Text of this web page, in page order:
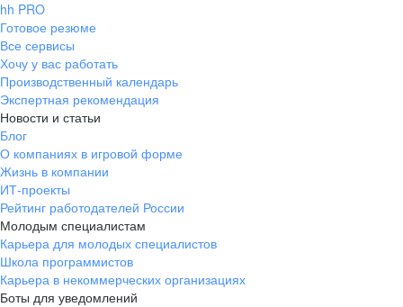
hh PRO
Готовое резюме
Все сервисы
Хочу у вас работать
Производственный календарь
Экспертная рекомендация
Новости и статьи
Блог
О компаниях в игровой форме
Жизнь в компании
ИТ-проекты
Рейтинг работодателей России
Молодым специалистам
Карьера для молодых специалистов
Школа программистов
Карьера в некоммерческих организациях
Боты для уведомлений